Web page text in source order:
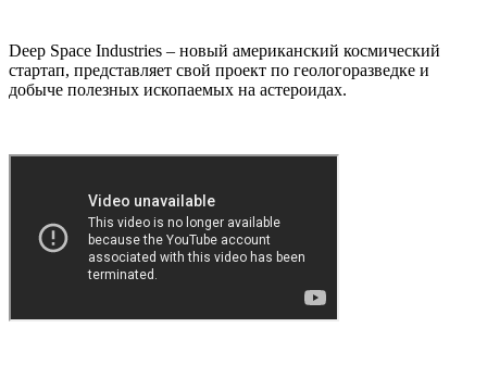
Deep Space Industries – новый американский космический
стартап, представляет свой проект по геологоразведке и
добыче полезных ископаемых на астероидах.